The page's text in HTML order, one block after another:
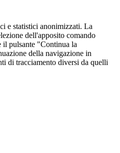
e statistici anonimizzati. La
dell'apposito comando
pulsante "Continua la
della navigazione in
di tracciamento diversi da quelli